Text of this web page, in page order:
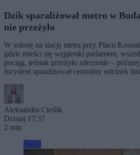
Dzik sparaliżował metro w
nie przeżyło
W sobotę na stację metra przy Placu
gdzie mieści się węgierski parlament,
pociąg, jednak przeżyło zderzenie – później
Incydent sparaliżował centralny odcinek
Aleksandra Cieślik
Dzisiaj 17:37
2 min